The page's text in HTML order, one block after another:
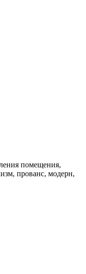
помещения,
прованс, модерн,